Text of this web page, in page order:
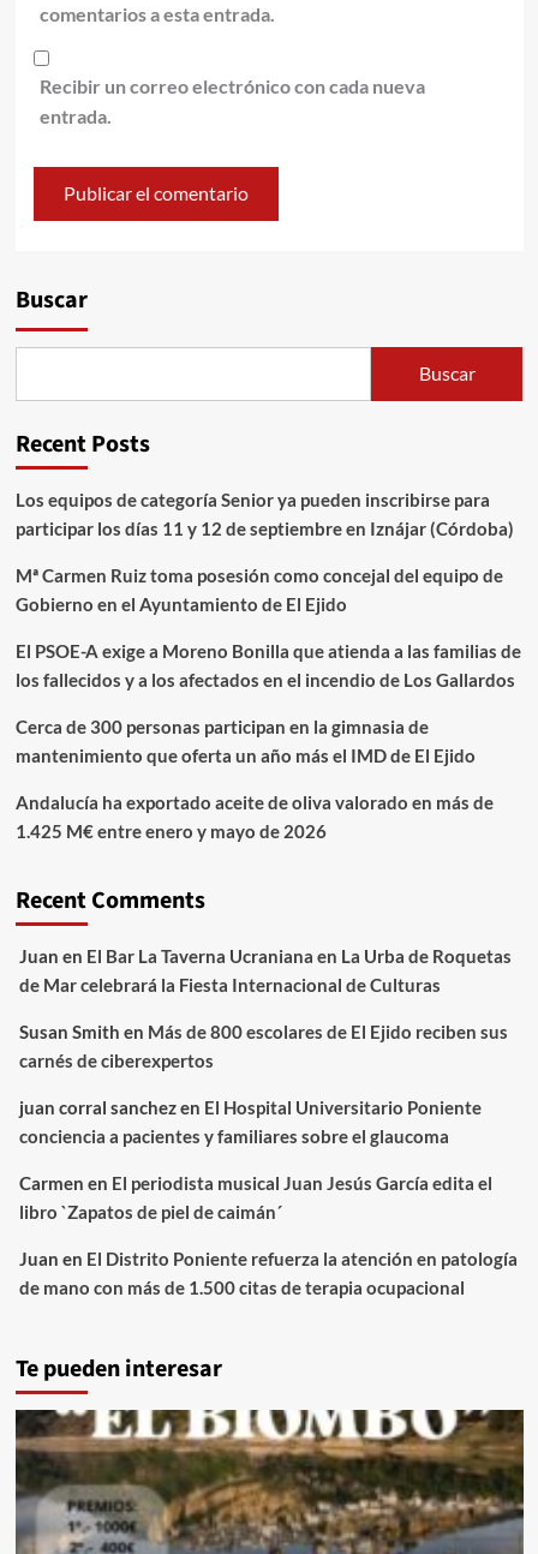
comentarios a esta entrada.
Recibir un correo electrónico con cada nueva
entrada.
Buscar
Buscar
Recent Posts
Los equipos de categoría Senior ya pueden inscribirse para
participar los días 11 y 12 de septiembre en Iznájar (Córdoba)
Mª Carmen Ruiz toma posesión como concejal del equipo de
Gobierno en el Ayuntamiento de El Ejido
El PSOE-A exige a Moreno Bonilla que atienda a las familias de
los fallecidos y a los afectados en el incendio de Los Gallardos
Cerca de 300 personas participan en la gimnasia de
mantenimiento que oferta un año más el IMD de El Ejido
Andalucía ha exportado aceite de oliva valorado en más de
1.425 M€ entre enero y mayo de 2026
Recent Comments
Juan en El Bar La Taverna Ucraniana en La Urba de Roquetas
de Mar celebrará la Fiesta Internacional de Culturas
Susan Smith en Más de 800 escolares de El Ejido reciben sus
carnés de ciberexpertos
juan corral sanchezen El Hospital Universitario Poniente
conciencia a pacientes y familiares sobre el glaucoma
Carmen en El periodista musical Juan Jesús García edita el
libro `Zapatos de piel de caimán´
Juan en El Distrito Poniente refuerza la atención en patología
de mano con más de 1.500 citas de terapia ocupacional
Te pueden interesar